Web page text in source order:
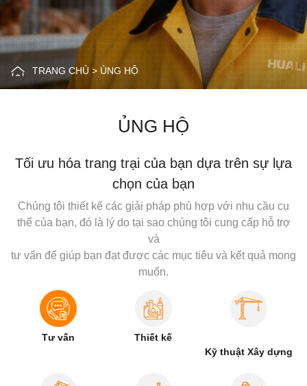
TRANG CHỦ>ỦNG HỘ
ỦNG HỘ
Tối ưu hóa trang trại của bạn dựa trên sự lựa
chọn của bạn
Chúng tôi thiết kế các giải pháp phù hợp với nhu cầu cụ
thể của bạn, đó là lý do tại sao chúng tôi cung cấp hỗ trợ
và
tư vấn để giúp bạn đạt được các mục tiêu và kết quả mong
muốn.
Tư vấn
Thiết kế
Kỹ thuật Xây dựng